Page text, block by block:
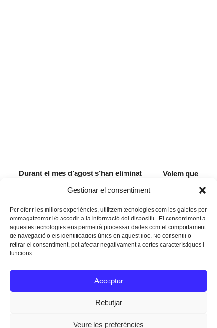
Gestionar el consentiment
Per oferir les millors experiències, utilitzem tecnologies com les galetes per
emmagatzemar i/o accedir a la informació del dispositiu. El consentiment a
aquestes tecnologies ens permetrà processar dades com el comportament
de navegació o els identificadors únics en aquest lloc. No consentir o
retirar el consentiment, pot afectar negativament a certes característiques i
funcions.
Acceptar
Rebutjar
Veure les preferències
Durant el mes d’agost s’han eliminat
d’aigua de Manacor
Volem que
Instagram
Facebook
Twitter
Texts Legals